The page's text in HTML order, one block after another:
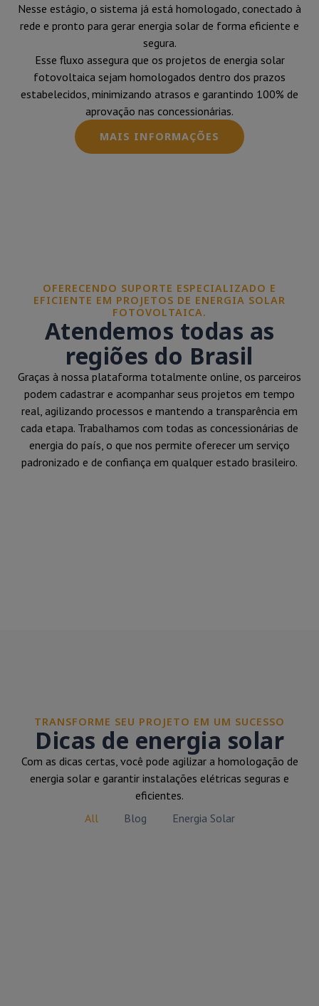
Nesse estágio, o sistema já está homologado, conectado à
rede e pronto para gerar energia solar de forma eficiente e
segura.
Esse fluxo assegura que os projetos de energia solar
fotovoltaica sejam homologados dentro dos prazos
estabelecidos, minimizando atrasos e garantindo 100% de
aprovação nas concessionárias.
MAIS INFORMAÇÕES
OFERECENDO SUPORTE ESPECIALIZADO E
EFICIENTE EM PROJETOS DE ENERGIA SOLAR
FOTOVOLTAICA.
Atendemos todas as
regiões do Brasil
Graças à nossa plataforma totalmente online, os parceiros
podem cadastrar e acompanhar seus projetos em tempo
real, agilizando processos e mantendo a transparência em
cada etapa. Trabalhamos com todas as concessionárias de
energia do país, o que nos permite oferecer um serviço
padronizado e de confiança em qualquer estado brasileiro.
TRANSFORME SEU PROJETO EM UM SUCESSO
Dicas de energia solar
Com as dicas certas, você pode agilizar a homologação de
energia solar e garantir instalações elétricas seguras e
eficientes.
All
Blog Energia Solar